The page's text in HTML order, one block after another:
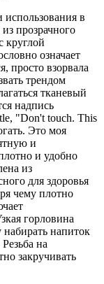
в
прозрачного
круглой
означает
просто взорвала
трендом
тканевый
надпись
"Don't touch. This
Это моя
и
и удобно
из
для здоровья
чему плотно
горловина
напиток
на
закручивать